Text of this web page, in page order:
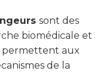
sont des
biomédicale et
permettent aux
de la